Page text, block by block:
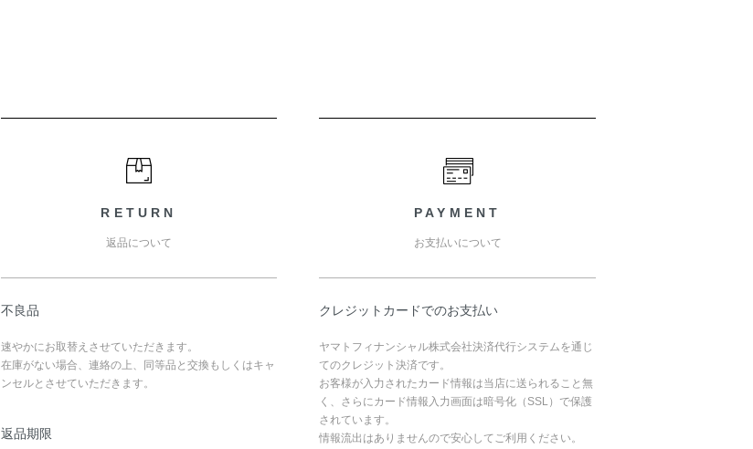
RETURN
返品について
不良品
速やかにお取替えさせていただきます。
在庫がない場合、連絡の上、同等品と交換もしくはキャ
ンセルとさせていただきます。
返品期限
PAYMENT
お支払いについて
クレジットカードでのお支払い
ヤマトフィナンシャル株式会社決済代行システムを通じ
てのクレジット決済です。
お客様が入力されたカード情報は当店に送られること無
く、さらにカード情報入力画面は暗号化（SSL）で保護
されています。
情報流出はありませんので安心してご利用ください。